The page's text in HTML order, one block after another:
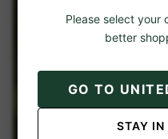
Please select your
better
GO TO
STAY IN